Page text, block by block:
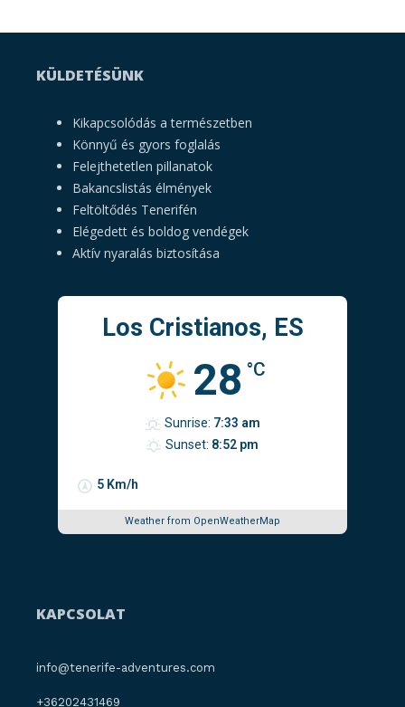
KÜLDETÉSÜNK
Kikapcsolódás a természetben
Könnyű és gyors foglalás
Felejthetetlen pillanatok
Bakancslistás élmények
Feltöltődés Tenerifén
Elégedett és boldog vendégek
Aktív nyaralás biztosítása
Los Cristianos, ES
28 °C
5 Km/h
Sunrise: 7:33 am
Sunset: 8:52 pm
Weather from OpenWeatherMap
KAPCSOLAT
info@tenerife-adventures.com
+36202431469